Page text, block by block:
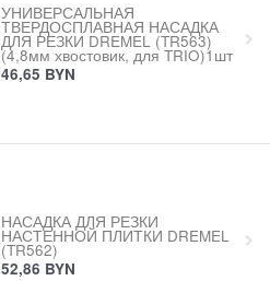
УНИВЕРСАЛЬНАЯ
ТВЕРДОСПЛАВНАЯ НАСАДКА
ДЛЯ РЕЗКИ DREMEL (TR563)
(4,8мм хвостовик, для TRIO)1шт
46,65 BYN
НАСАДКА ДЛЯ РЕЗКИ
НАСТЕННОЙ ПЛИТКИ DREMEL
(TR562)
52,86 BYN